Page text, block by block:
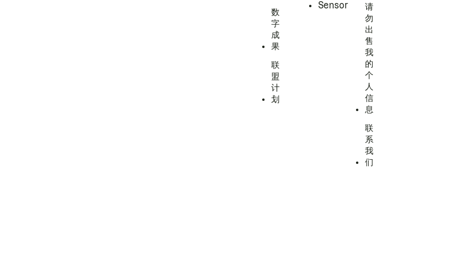
数
字
成
果
联
盟
计
划
Sensor
请
勿
出
售
我
的
个
人
信
息
联
系
我
们